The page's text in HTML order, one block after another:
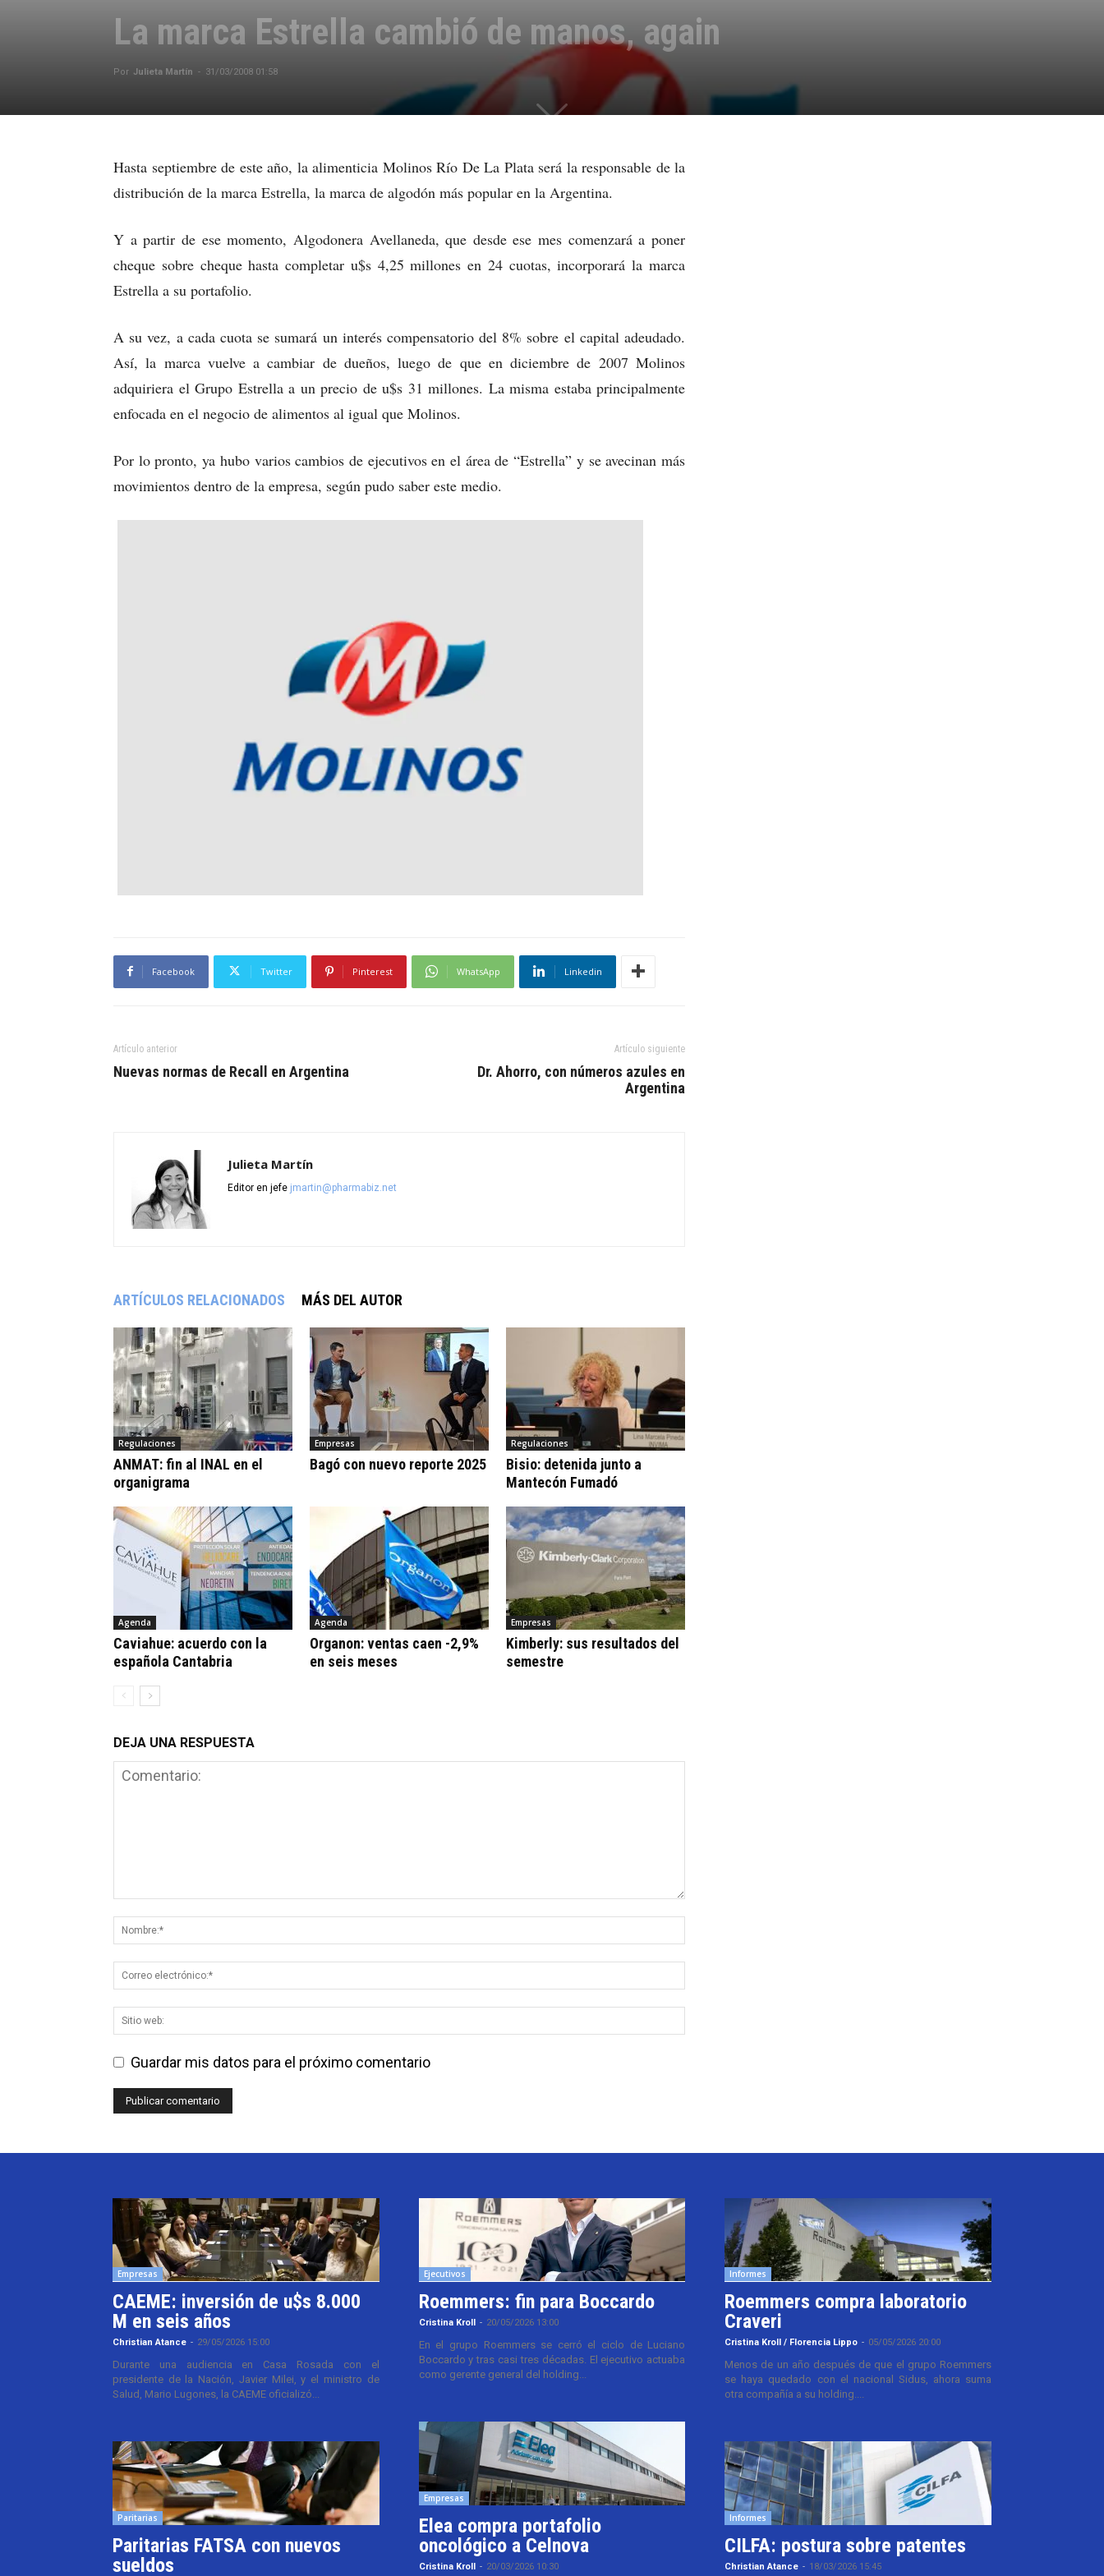
La marca Estrella cambió de manos, again
Por Julieta Martín - 31/03/2008 01:58
Hasta septiembre de este año, la alimenticia Molinos Río De La Plata será la responsable de la
distribución de la marca Estrella, la marca de algodón más popular en la Argentina.
Y a partir de ese momento, Algodonera Avellaneda, que desde ese mes comenzará a poner
cheque sobre cheque hasta completar u$s 4,25 millones en 24 cuotas, incorporará la marca
Estrella a su portafolio.
A su vez, a cada cuota se sumará un interés compensatorio del 8% sobre el capital adeudado.
Así, la marca vuelve a cambiar de dueños, luego de que en diciembre de 2007 Molinos
adquiriera el Grupo Estrella a un precio de u$s 31 millones. La misma estaba principalmente
enfocada en el negocio de alimentos al igual que Molinos.
Por lo pronto, ya hubo varios cambios de ejecutivos en el área de “Estrella” y se avecinan más
movimientos dentro de la empresa, según pudo saber este medio.
Facebook Twitter Pinterest WhatsApp Linkedin
Artículo anterior
Nuevas normas de Recall en Argentina
Artículo siguiente
Dr. Ahorro, con números azules en
Argentina
Julieta Martín
Editor en jefe jmartin@pharmabiz.net
ARTÍCULOS RELACIONADOS MÁS DEL AUTOR
Regulaciones
ANMAT: fin al INAL en el
organigrama
Empresas
Bagó con nuevo reporte 2025
Regulaciones
Bisio: detenida junto a
Mantecón Fumadó
Agenda
Caviahue: acuerdo con la
española Cantabria
Agenda
Organon: ventas caen -2,9%
en seis meses
Empresas
Kimberly: sus resultados del
semestre
DEJA UNA RESPUESTA
Guardar mis datos para el próximo comentario
Empresas
CAEME: inversión de u$s 8.000
M en seis años
Christian Atance - 29/05/2026 15:00
Durante una audiencia en Casa Rosada con el
presidente de la Nación, Javier Milei, y el ministro de
Salud, Mario Lugones, la CAEME oficializó...
Paritarias
Paritarias FATSA con nuevos
sueldos
Ejecutivos
Roemmers: fin para Boccardo
Cristina Kroll - 20/05/2026 13:00
En el grupo Roemmers se cerró el ciclo de Luciano
Boccardo y tras casi tres décadas. El ejecutivo actuaba
como gerente general del holding...
Empresas
Elea compra portafolio
oncológico a Celnova
Cristina Kroll - 20/03/2026 10:30
Informes
Roemmers compra laboratorio
Craveri
Cristina Kroll / Florencia Lippo - 05/05/2026 20:00
Menos de un año después de que el grupo Roemmers
se haya quedado con el nacional Sidus, ahora suma
otra compañía a su holding....
Informes
CILFA: postura sobre patentes
Christian Atance - 18/03/2026 15:45